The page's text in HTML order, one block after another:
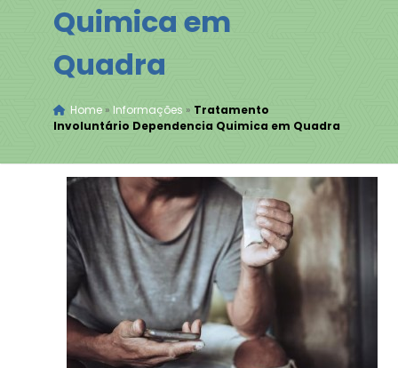
Quimica em
Quadra
Home» Informações » Tratamento
Involuntário Dependencia Quimica em Quadra